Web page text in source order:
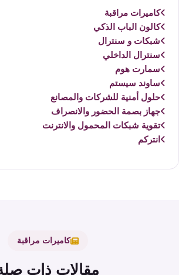
كاميرات مراقبة
كالون الباب الذكي
شبكات و سنترال
سنترال الداخلي
سمارت هوم
ساوند سيستم
حلول أمنية للشركات والمصانع
جهاز بصمة الحضور والانصراف
تقوية شبكات المحمول والانترنت
انتركم
كاميرات مراقبة
مقالات ذات صلة